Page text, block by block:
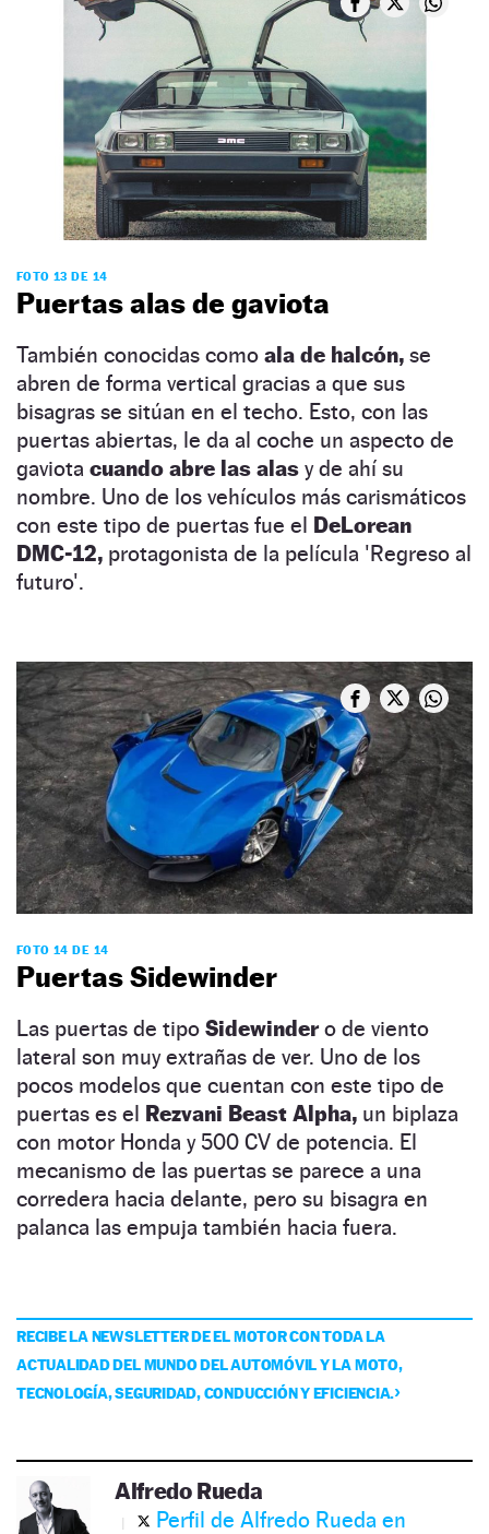
FOTO 13 DE 14
Puertas alas de gaviota
También conocidas como ala de halcón, se
abren de forma vertical gracias a que sus
bisagras se sitúan en el techo. Esto, con las
puertas abiertas, le da al coche un aspecto de
gaviota cuando abre las alas y de ahí su
nombre. Uno de los vehículos más carismáticos
con este tipo de puertas fue el DeLorean
DMC-12, protagonista de la película 'Regreso al
futuro'.
FOTO 14 DE 14
Puertas Sidewinder
Las puertas de tipo Sidewindero de viento
lateral son muy extrañas de ver. Uno de los
pocos modelos que cuentan con este tipo de
puertas es el Rezvani Beast Alpha, un biplaza
con motor Honda y 500 CV de potencia. El
mecanismo de las puertas se parece a una
corredera hacia delante, pero su bisagra en
palanca las empuja también hacia fuera.
RECIBE LA NEWSLETTER DE EL MOTOR CON TODA LA
ACTUALIDAD DEL MUNDO DEL AUTOMÓVIL Y LA MOTO,
TECNOLOGÍA, SEGURIDAD, CONDUCCIÓN Y EFICIENCIA.
Alfredo Rueda
Perfil de Alfredo Rueda en